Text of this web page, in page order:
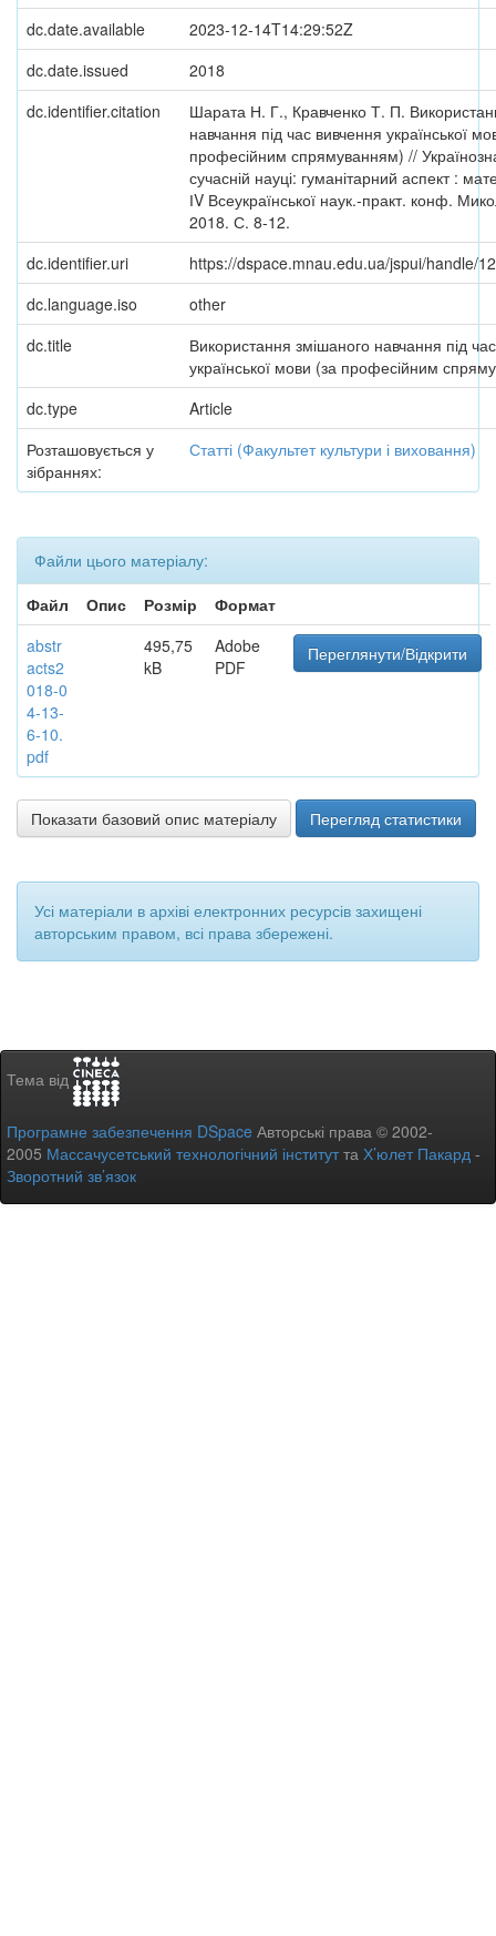
dc.date.available
2023-12-14T14:29:52Z
dc.date.issued
2018
dc.identifier.citation
Шарата Н. Г., Кравченко Т. П.
навчання під час вивчення української
професійним спрямуванням) //
сучасній науці: гуманітарний аспект :
ІV Всеукраїнської наук.-практ. конф.
2018. С. 8-12.
dc.identifier.uri
https://dspace.mnau.edu.ua/jspui/handle/
dc.language.iso
other
dc.title
Використання змішаного навчання під
української мови (за професійним
dc.type
Article
Розташовується у
зібраннях:
Статті (Факультет культури і виховання)
Файли цього матеріалу:
Файл
Опис Розмір
Формат
abstr
acts2
018-0
4-13-
6-10.
pdf
495,75
kB
Adobe
PDF
Переглянути/Відкрити
Показати базовий опис матеріалу Перегляд статистики
Усі матеріали в архіві електронних ресурсів захищені
авторським правом, всі права збережені.
Тема від
Програмне забезпечення DSpace Авторські права © 2002-
2005 Массачусетський технологічний інститутта Х’юлет Пакард -
Зворотний зв’язок